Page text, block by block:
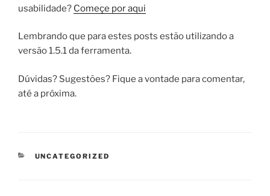
usabilidade? Começe por aqui
Lembrando que para estes posts estão utilizando a
versão 1.5.1 da ferramenta.
Dúvidas? Sugestões? Fique a vontade para comentar,
até a próxima.
CATEGORIAS
UNCATEGORIZED